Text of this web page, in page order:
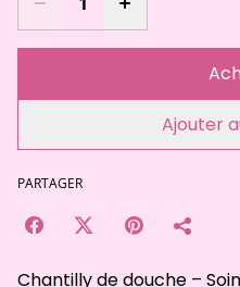
Ajouter
PARTAGER
Chantilly de douche –